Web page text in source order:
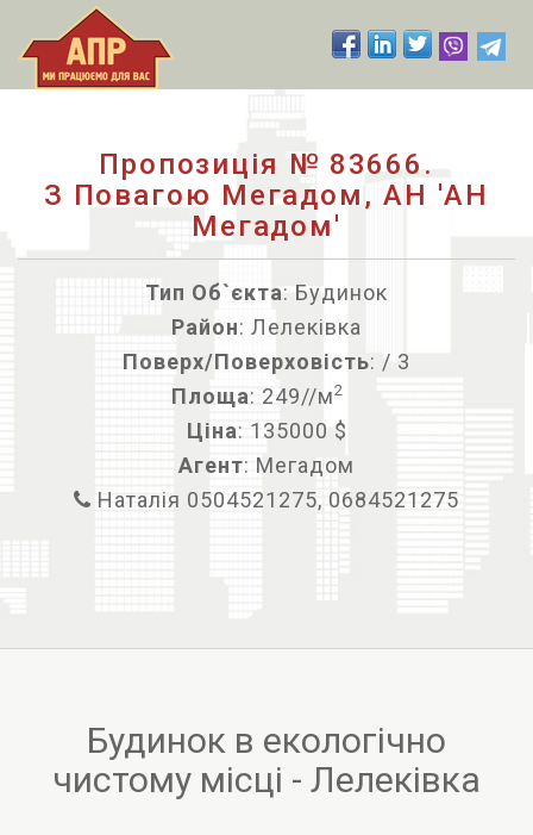
Пропозиція № 83666.
З Повагою Мегадом, АН 'АН
Мегадом'
Тип Об`єкта: Будинок
Район: Лелеківка
Поверх/Поверховість: / 3
Площа: 249//м2
Ціна: 135000 $
Агент: Мегадом
Наталія 0504521275, 0684521275
Будинок в екологічно
чистому місці - Лелеківка